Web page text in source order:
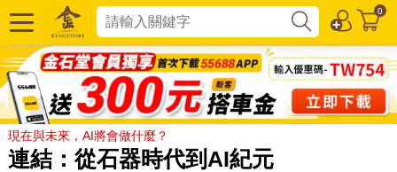
0
現在與未來，AI將會做什麼？
連結：從石器時代到AI紀元